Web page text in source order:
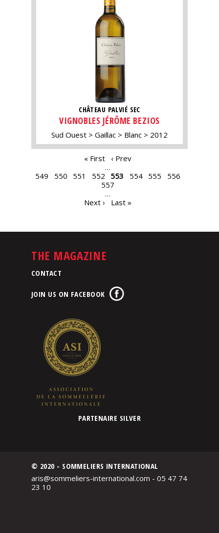
CHÂTEAU PALVIÉ SEC
VIGNOBLES JÉRÔME BEZIOS
Sud Ouest Gaillac Blanc 2012
« First
‹ Prev
…
549
550 551 552 553 554 555
556
557
…
Next ›
Last »
THE MAGAZINE
CONTACT
JOIN US ON FACEBOOK
PARTENAIRE SILVER
© 2020 - SOMMELIERS INTERNATIONAL
aris@sommeliers-international.com - 05 47 74
23 10